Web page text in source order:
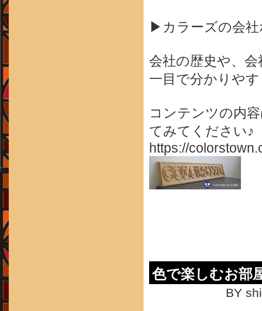
▶カラーズの会
会社の歴史や、
一目で分かりや
コンテンツの内
てみてください♪
https://
色で楽しむお
BY